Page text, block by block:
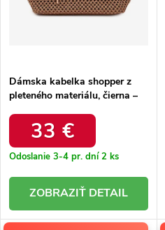
Dámska kabelka shopper z
pleteného materiálu, čierna –
C1104 NAT/NOIR
33 €
Odoslanie 3-4 pr. dní2 ks
DETAIL